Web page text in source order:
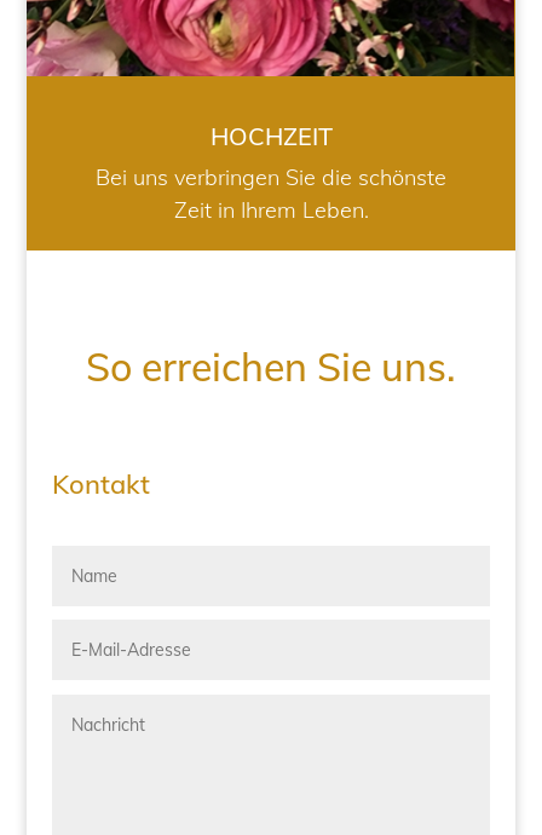
HOCHZEIT
Bei uns verbringen Sie die schönste
Zeit in Ihrem Leben.
So erreichen Sie uns.
Kontakt